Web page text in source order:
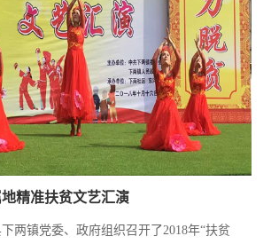
精准扶贫文艺汇演
两镇党委、政府组织召开了2018年“扶贫